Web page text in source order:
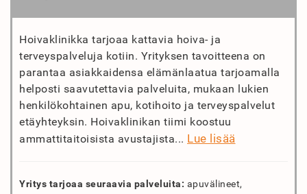
Hoivaklinikka tarjoaa kattavia hoiva- ja
terveyspalveluja kotiin. Yrityksen tavoitteena on
parantaa asiakkaidensa elämänlaatua tarjoamalla
helposti saavutettavia palveluita, mukaan lukien
henkilökohtainen apu, kotihoito ja terveyspalvelut
etäyhteyksin. Hoivaklinikan tiimi koostuu
ammattitaitoisista avustajista... Lue lisää
Yritys tarjoaa seuraavia palveluita: apuvälineet,